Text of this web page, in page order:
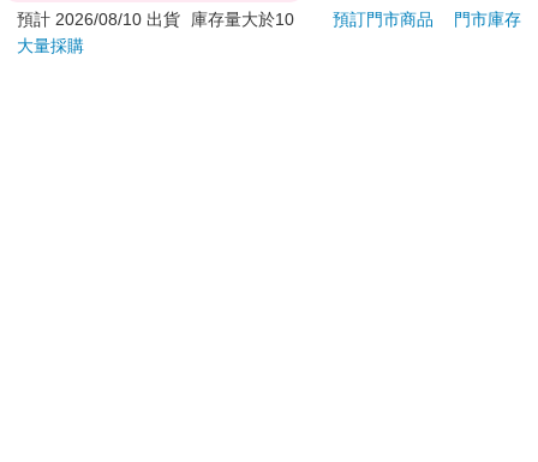
型的方式應付完就默默退場，幾乎是不可能的事。無論是出於選
擇還是迫於無奈，資訊透明化都逐漸成為一種常規，對個人與雇
日）。
辦理退換貨時，商品（組合商品恕無法接受單獨退貨）必須
預計 2026/08/10 出貨
庫存量大於10 預訂門市商品
門市庫存
大量採購